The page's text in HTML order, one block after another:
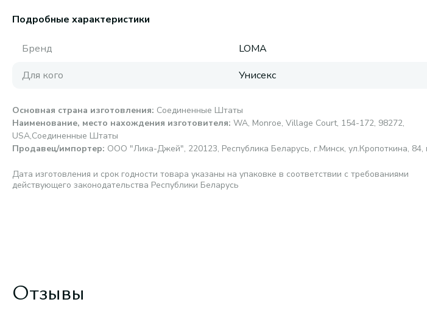
Подробные характеристики
Бренд
LOMA
Для кого
Унисекс
Основная страна изготовления: Соединенные Штаты
Наименование, место нахождения изготовителя: WA, Monroe, Village Court, 154-172, 98272,
USA,Соединенные Штаты
Продавец/импортер: ООО "Лика-Джей", 220123, Республика Беларусь, г.Минск, ул.Кропоткина, 84,
Дата изготовления и срок годности товара указаны на упаковке в соответствии с требованиями
действующего законодательства Республики Беларусь
Отзывы